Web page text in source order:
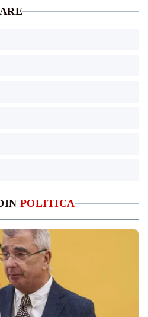
POLITICA